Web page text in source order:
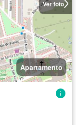
Ver foto
Apartamento